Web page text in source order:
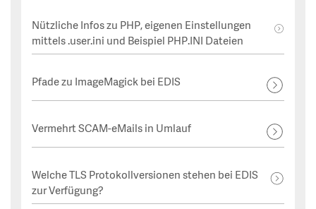
Nützliche Infos zu PHP, eigenen Einstellungen
mittels .user.ini und Beispiel PHP.INI Dateien
Pfade zu ImageMagick bei EDIS
Vermehrt SCAM-eMails in Umlauf
Welche TLS Protokollversionen stehen bei EDIS
zur Verfügung?